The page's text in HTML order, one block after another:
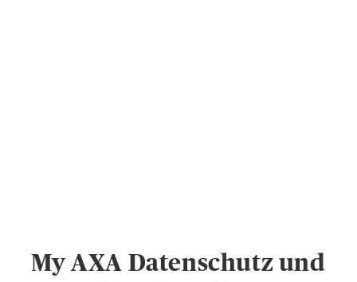
My AXA Datenschutz und